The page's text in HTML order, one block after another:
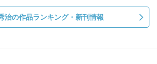
治の作品ランキング・新刊情報